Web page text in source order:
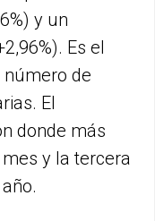
y un
Es el
número de
El
donde más
y la tercera